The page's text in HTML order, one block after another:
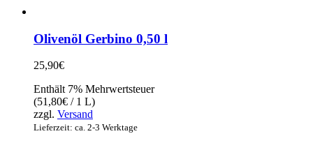
Olivenöl Gerbino 0,50 l
25,90€
Enthält 7% Mehrwertsteuer
(51,80€ / 1 L)
zzgl. Versand
Lieferzeit: ca. 2-3 Werktage